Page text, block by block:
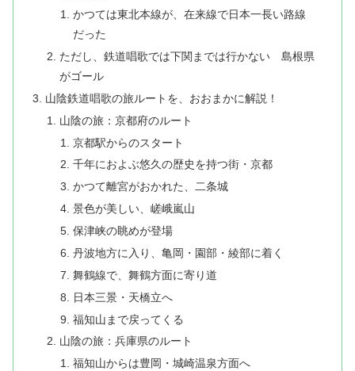
かつては東北本線が、在来線で日本一長い路線
だった
ただし、鉄道唱歌では下関までは行かない 島根県
がゴール
山陰鉄道唱歌の旅ルートを、おおまかに解説！
山陰の旅：京都府のルート
京都駅からのスタート
千年におよぶ悠久の歴史を持つ街・京都
かつて離宮がおかれた、二条城
景色が美しい、嵯峨嵐山
保津峡の眺めが登場
丹波地方に入り、亀岡・園部・綾部に着く
舞鶴線で、舞鶴方面に寄り道
日本三景・天橋立へ
福知山まで戻ってくる
山陰の旅：兵庫県のルート
福知山からは豊岡・城崎温泉方面へ